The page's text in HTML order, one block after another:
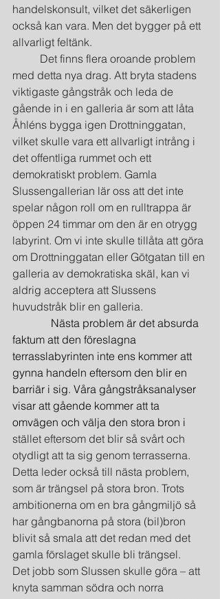
handelskonsult, vilket det säkerligen
också kan vara. Men det bygger på ett
allvarligt feltänk.
med detta nya drag. Att bryta stadens
viktigaste gångstråk och leda de
gående in i en galleria är som att låta
Åhléns bygga igen Drottninggatan,
vilket skulle vara ett allvarligt intrång i
det offentliga rummet och ett
demokratiskt problem. Gamla
Slussengallerian lär oss att det inte
spelar någon roll om en rulltrappa är
öppen 24 timmar om den är en otrygg
labyrint. Om vi inte skulle tillåta att göra
om Drottninggatan eller Götgatan till en
galleria av demokratiska skäl, kan vi
aldrig acceptera att Slussens
huvudstråk blir en galleria.
Nästa problem är det absurda
faktum att den föreslagna
terrasslabyrinten inte ens kommer att
gynna handeln eftersom den blir en
barriär i sig. Våra gångstråksanalyser
visar att gående kommer att ta
omvägen och välja den stora bron i
stället eftersom det blir så svårt och
otydligt att ta sig genom terrasserna.
Detta leder också till nästa problem,
som är trängsel på stora bron. Trots
ambitionerna om en bra gångmiljö så
har gångbanorna på stora (bil)bron
blivit så smala att det redan med det
gamla förslaget skulle bli trängsel.
Det jobb som Slussen skulle göra – att
knyta samman södra och norra